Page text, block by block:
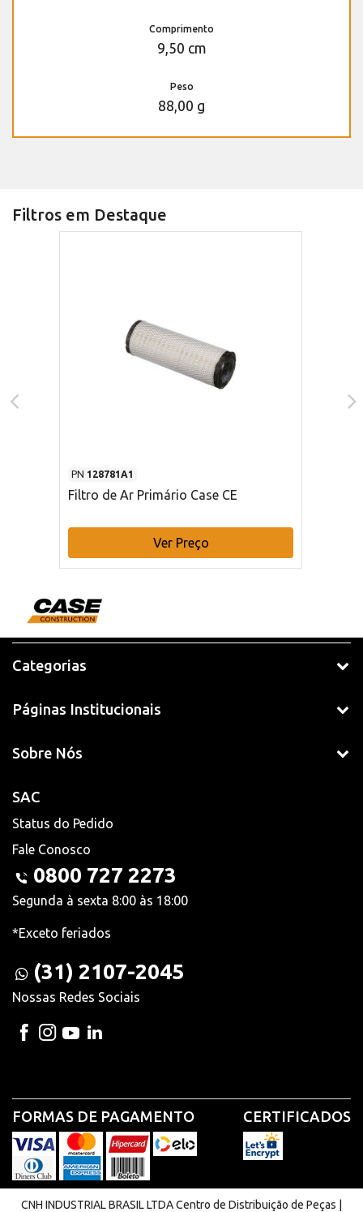
Comprimento
9,50 cm
Peso
88,00 g
Filtros em Destaque
PN 128781A1
Filtro de Ar Primário Case CE
Ver Preço
Categorias
Páginas Institucionais
Sobre Nós
SAC
Status do Pedido
Fale Conosco
0800 727 2273
Segunda à sexta 8:00 às 18:00
*Exceto feriados
(31) 2107-2045
Nossas Redes Sociais
FORMAS DE PAGAMENTO CERTIFICADOS
CNH INDUSTRIAL BRASIL LTDA Centro de Distribuição de Peças |